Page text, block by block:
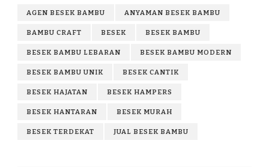
AGEN BESEK BAMBU ANYAMAN BESEK BAMBU
BAMBU CRAFT BESEK BESEK BAMBU
BESEK BAMBU LEBARAN BESEK BAMBU MODERN
BESEK BAMBU UNIK BESEK CANTIK
BESEK HAJATAN BESEK HAMPERS
BESEK HANTARAN BESEK MURAH
BESEK TERDEKAT JUAL BESEK BAMBU